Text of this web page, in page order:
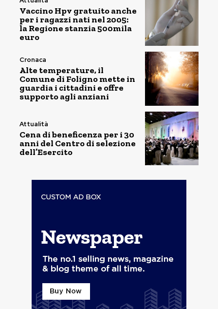
Vaccino Hpv gratuito anche
per i ragazzi nati nel 2005:
la Regione stanzia 500mila
euro
Cronaca
Alte temperature, il
Comune di Foligno mette in
guardia i cittadini e offre
supporto agli anziani
Attualità
Cena di beneficenza per i 30
anni del Centro di selezione
dell’Esercito